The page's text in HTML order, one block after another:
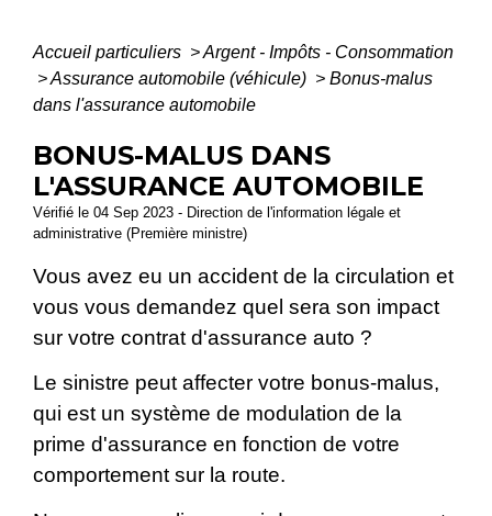
Accueil particuliers >Argent - Impôts - Consommation
>Assurance automobile (véhicule) > Bonus-malus
dans l'assurance automobile
BONUS-MALUS DANS
L'ASSURANCE AUTOMOBILE
Vérifié le 04 Sep 2023 - Direction de l'information légale et
administrative (Première ministre)
Vous avez eu un accident de la circulation et
vous vous demandez quel sera son impact
sur votre contrat d'assurance auto ?
Le sinistre peut affecter votre bonus-malus,
qui est un système de modulation de la
prime d'assurance en fonction de votre
comportement sur la route.